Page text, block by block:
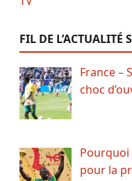
FIL DE L’ACTUALITÉ
France –
choc
Pourquoi
pour la